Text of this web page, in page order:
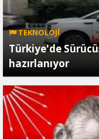
TEKNOLOJİ
Türkiye'de
hazırlanıyor